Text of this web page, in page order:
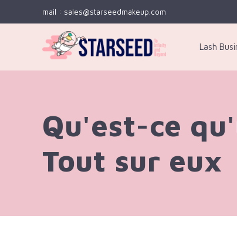
mail : sales@starseedmakeup.com
Lash
Qu'est-ce
Tout sur eux